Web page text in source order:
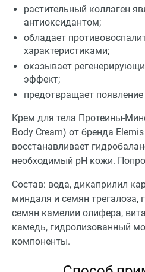
растительный коллаген
антиоксидантом;
обладает
характеристиками;
оказывает
эффект;
предотвращает появление
Крем для тела Протеины-
Body Cream) от бренда
восстанавливает
необходимый pH кожи.
Состав: вода, дикаприлил
миндаля и семян трегалоза,
семян камелии олифера,
камедь, гидролизованный
компоненты.